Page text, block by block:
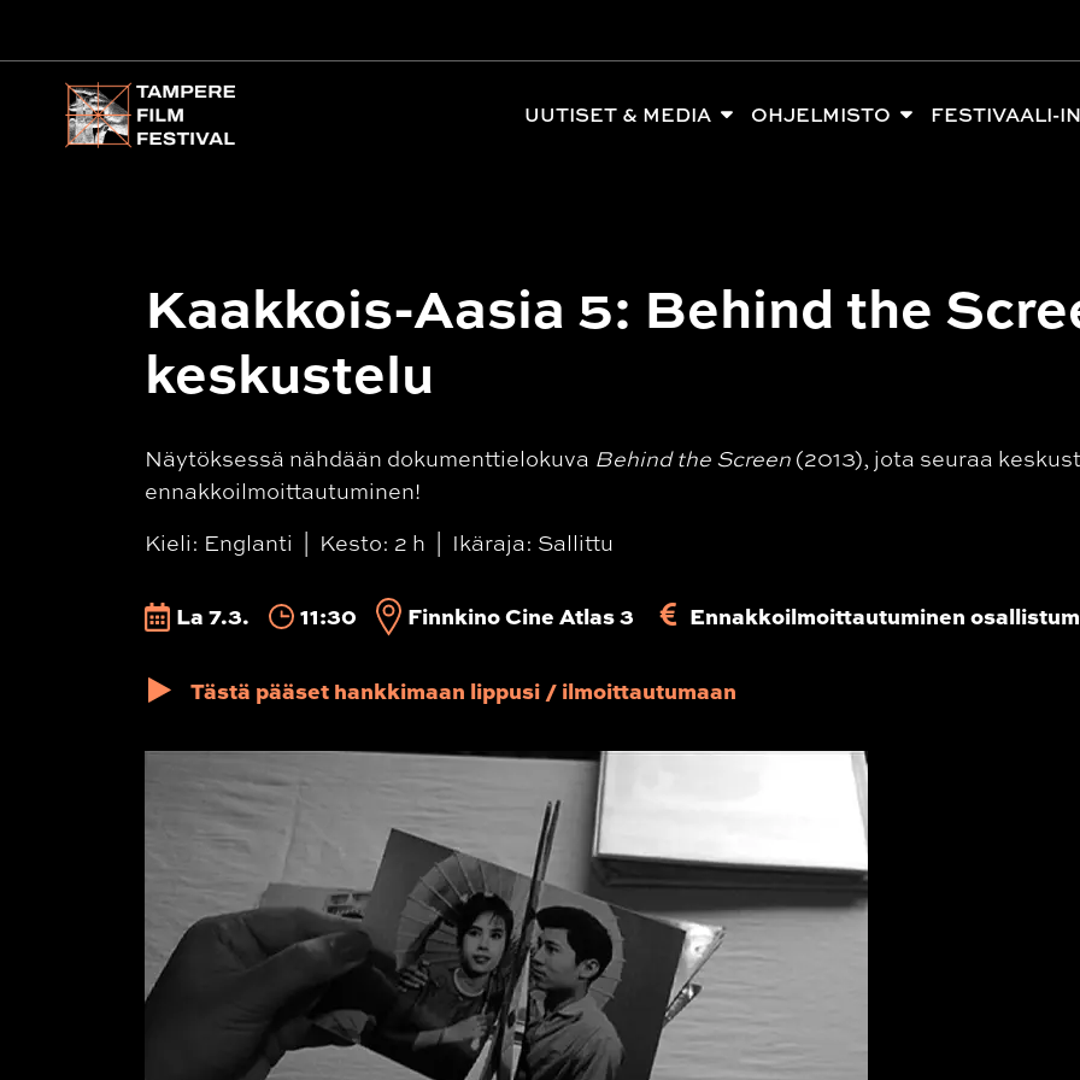
Päävalikko UUTISET & MEDIA OHJELMISTO FESTIVAALI-
Kaakkois-Aasia 5: Behind the
keskustelu
Näytöksessä nähdään dokumenttielokuva Behind the Screen (2013), jota seuraa
ennakkoilmoittautuminen!
Kieli: Englanti
Kesto: 2 h Ikäraja: Sallittu
La 7.3. 11:30 Finnkino Cine Atlas 3 Ennakkoilmoittautuminen
Tästä pääset hankkimaan lippusi / ilmoittautumaan